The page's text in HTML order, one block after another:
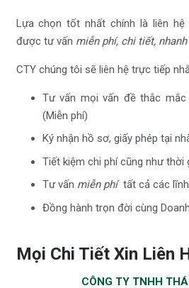
Lựa chọn tốt nhất chính là liên hệ
được tư vấn miễn phí, chi tiết,
CTY chúng tôi sẽ liên hệ trực tiếp
Tư vấn mọi vấn đề thắc mắc
(Miễn phí)
Ký nhận hồ sơ, giấy phép tại
Tiết kiệm chi phí cũng như thời
Tư vấn miễn phítất cả các lĩnh
Đồng hành trọn đời cùng
Mọi Chi Tiết Xin Liên
CÔNG TY TNHH